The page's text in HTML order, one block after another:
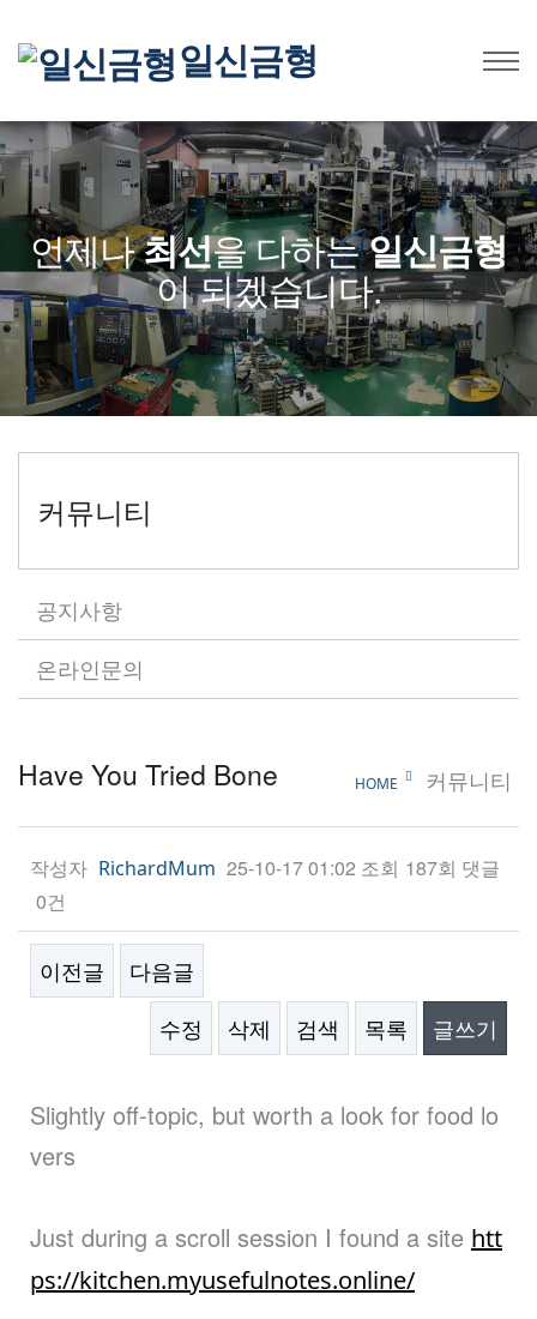
일신금형
언제나최선을 다하는일신금형
이 되겠습니다.
커뮤니티
공지사항
온라인문의
Have You Tried Bone HOME 커뮤니티
작성자 RichardMum 25-10-17 01:02 조회 187회 댓글
0건
이전글
다음글
수정
삭제 검색 목록 글쓰기
본문
Slightly off-topic, but worth a look for food lo
vers
Just during a scroll session I found a site htt
ps://kitchen.myusefulnotes.online/